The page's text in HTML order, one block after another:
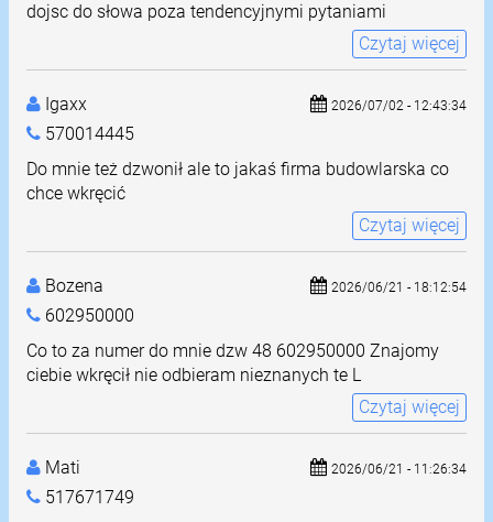
dojsc do słowa poza tendencyjnymi pytaniami
Czytaj więcej
Igaxx
570014445
2026/07/02 - 12:43:34
Do mnie też dzwonił ale to jakaś firma budowlarska co
chce wkręcić
Czytaj więcej
Bozena
602950000
2026/06/21 - 18:12:54
Co to za numer do mnie dzw 48 602950000 Znajomy
ciebie wkręcił nie odbieram nieznanych te L
Czytaj więcej
Mati
517671749
2026/06/21 - 11:26:34